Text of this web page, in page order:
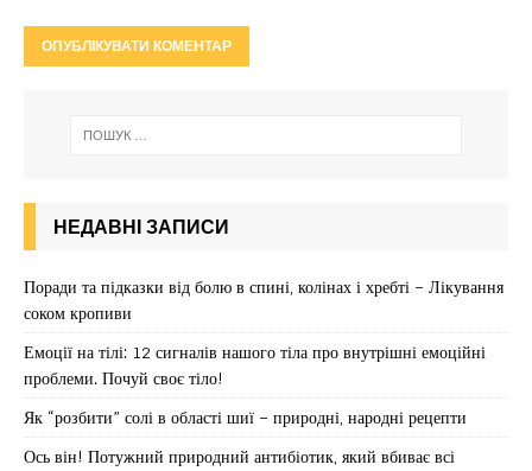
НЕДАВНІ ЗАПИСИ
Поради та підказки від болю в спині, колінах і хребті – Лікування
соком кропиви
Емоції на тілі: 12 сигналів нашого тіла про внутрішні емоційні
проблеми. Почуй своє тіло!
Як “розбити” солі в області шиї – природні, народні рецепти
Ось він! Потужний природний антибіотик, який вбиває всі